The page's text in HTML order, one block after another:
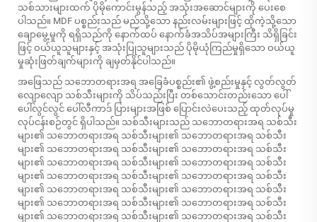
သစ်သားများထက် ပိုမိုကောင်းမွန်သည့် အသုံးအဆောင်များကို ပေးစေ
ပါသည်။ MDF ပစ္စည်းသည် မည်သို့သော နည်းလမ်းများဖြင့် ထိုကဲ့သို့သော
ချောမွေ့မှုကို ရရှိသည်ကို နောက်ထပ် နောက်ခံအသိပ်အများကြီး သိရှိခြင်း
ဖြင့် ဝယ်ယူသူများနှင့် အသုံးပြုသူများသည် ပိုမိုယုံကြည်မှုရှိသော ဝယ်ယူ
မှုဆုံးဖြတ်ချက်များကို ချမှတ်နိုင်ပါသည်။
အဖြေသည် သဘောတရားအရ အခြေခံပစ္စည်း၏ ဖွဲ့စည်းမှုနှင့် လွတ်လွတ်
လျောလျော သစ်သီးများကို သိပ်သည်းပြီး တစ်သောင်းတည်းသော ပေါ်
ပေါ်လွင်လွင် ပေါ်လီကာဒ် ပြားများအဖြစ် ပြောင်းလဲပေးသည့် ထုတ်လုပ်မှု
လုပ်ငန်းစဉ်တွင် ရှိပါသည်။ သစ်သီးများသည် သဘောတရားအရ သစ်သီး
များ၏ သဘောတရားအရ သစ်သီးများ၏ သဘောတရားအရ သစ်သီး
များ၏ သဘောတရားအရ သစ်သီးများ၏ သဘောတရားအရ သစ်သီး
များ၏ သဘောတရားအရ သစ်သီးများ၏ သဘောတရားအရ သစ်သီး
များ၏ သဘောတရားအရ သစ်သီးများ၏ သဘောတရားအရ သစ်သီး
များ၏ သဘောတရားအရ သစ်သီးများ၏ သဘောတရားအရ သစ်သီး
များ၏ သဘောတရားအရ သစ်သီးများ၏ သဘောတရားအရ သစ်သီး
များ၏ သဘောတရားအရ သစ်သီးများ၏ သဘောတရားအရ သစ်သီး